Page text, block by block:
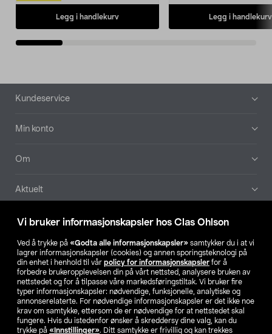
Vi bruker informasjonskapsler hos Clas Ohlson
Ved å trykke på «Godta alle informasjonskapsler» samtykker du i at vi
lagrer informasjonskapsler (cookies) og annen sporingsteknologi på
din enhet i henhold til vår policy for informasjonskapsler for å
forbedre brukeropplevelsen din på vårt nettsted, analysere bruken av
nettstedet og for å tilpasse våre markedsføringstiltak. Vi bruker fire
typer informasjonskapsler: nødvendige, funksjonelle, analytiske og
annonserelaterte. For nødvendige informasjonskapsler er det ikke noe
krav om samtykke, ettersom de er nødvendige for at nettstedet skal
fungere. Hvis du istedenfor ønsker å skreddersy dine valg, kan du
trykke på «Innstillinger». Ditt samtykke er frivillig og kan trekkes
Legg i handlekurv Legg i handlekurv
Bunntekst
Kundeservice
Min konto
Om
Aktuelt
Våre selskaper
Finn din butikk
SE NO FI